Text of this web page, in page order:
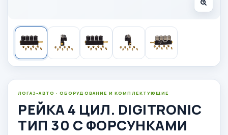
ЛОГАЗ-АВТО · ОБОРУДОВАНИЕ И КОМПЛЕКТУЮЩИЕ
РЕЙКА 4 ЦИЛ. DIGITRONIC
ТИП 30 С ФОРСУНКАМИ